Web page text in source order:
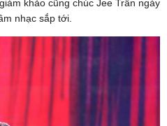
khảo cũng chúc Jee Trần ngày
nhạc sắp tới.